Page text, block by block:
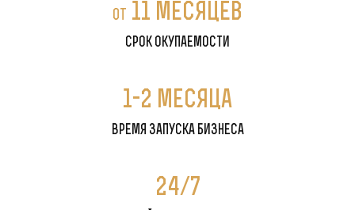
от 11 месяцев
срок окупаемости
1-2 месяца
время запуска бизнеса
24/7